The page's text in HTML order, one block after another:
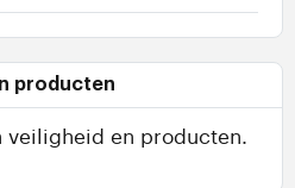
producten
veiligheid en producten.